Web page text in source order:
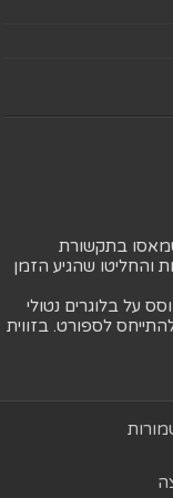
בתקשורת
והחליטו שהגיע הזמן
על בלוגרים נטולי
לספורט. בזווית